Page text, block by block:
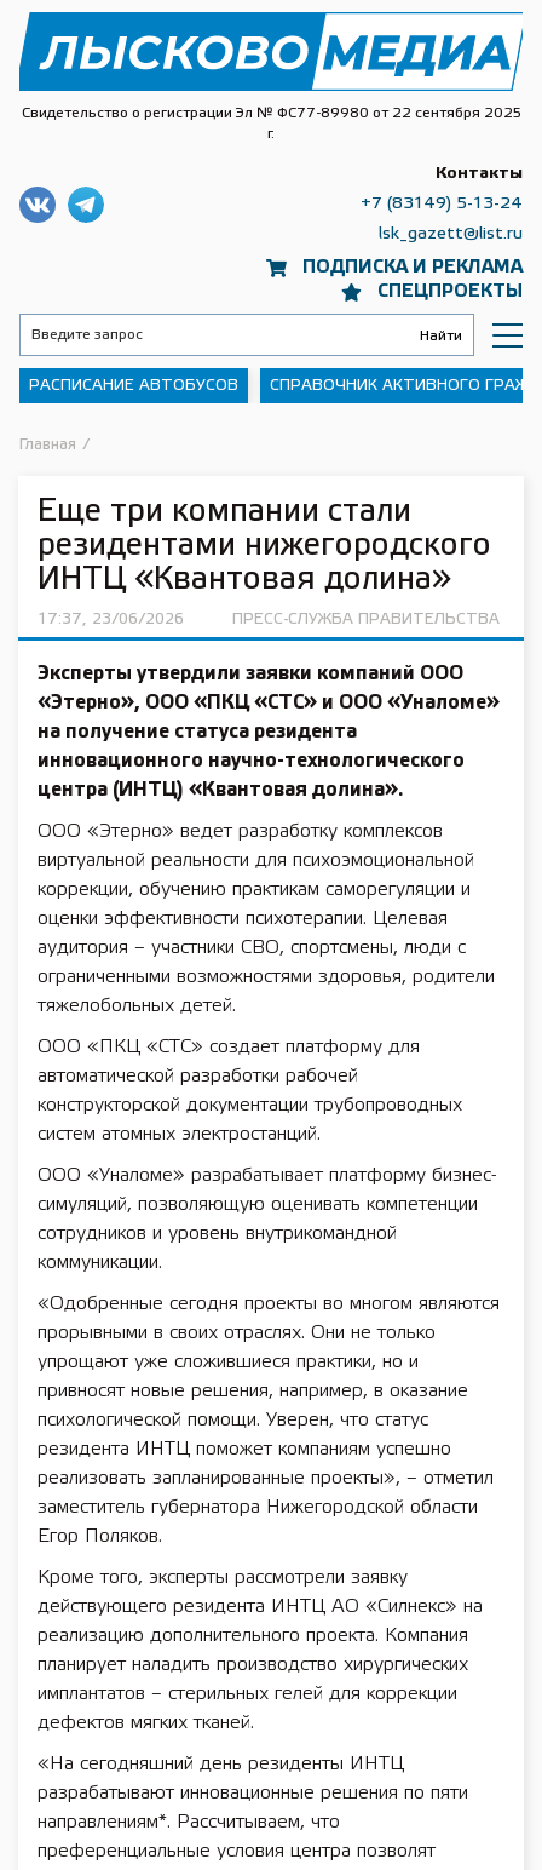
Свидетельство о регистрации Эл № ФС77-89980 от 22 сентября 2025
г.
ПОДПИСКА И РЕКЛАМА
СПЕЦПРОЕКТЫ
Контакты
+7 (83149) 5-13-24
lsk_gazett@list.ru
РАСПИСАНИЕ АВТОБУСОВ СПРАВОЧНИК АКТИВНОГО
Главная /
Еще три компании стали
резидентами нижегородского
ИНТЦ «Квантовая долина»
17:37, 23/06/2026 ПРЕСС-СЛУЖБА ПРАВИТЕЛЬСТВА
Эксперты утвердили заявки компаний ООО
«Этерно», ООО «ПКЦ «СТС» и ООО «Уналоме»
на получение статуса резидента
инновационного научно-технологического
центра (ИНТЦ) «Квантовая долина».
ООО «Этерно» ведет разработку комплексов
виртуальной реальности для психоэмоциональной
коррекции, обучению практикам саморегуляции и
оценки эффективности психотерапии. Целевая
аудитория – участники СВО, спортсмены, люди с
ограниченными возможностями здоровья, родители
тяжелобольных детей.
ООО «ПКЦ «СТС» создает платформу для
автоматической разработки рабочей
конструкторской документации трубопроводных
систем атомных электростанций.
ООО «Уналоме» разрабатывает платформу бизнес-
симуляций, позволяющую оценивать компетенции
сотрудников и уровень внутрикомандной
коммуникации.
«Одобренные сегодня проекты во многом являются
прорывными в своих отраслях. Они не только
упрощают уже сложившиеся практики, но и
привносят новые решения, например, в оказание
психологической помощи. Уверен, что статус
резидента ИНТЦ поможет компаниям успешно
реализовать запланированные проекты», – отметил
заместитель губернатора Нижегородской области
Егор Поляков.
Кроме того, эксперты рассмотрели заявку
действующего резидента ИНТЦ АО «Силнекс» на
реализацию дополнительного проекта. Компания
планирует наладить производство хирургических
имплантатов – стерильных гелей для коррекции
дефектов мягких тканей.
«На сегодняшний день резиденты ИНТЦ
разрабатывают инновационные решения по пяти
направлениям*. Рассчитываем, что
преференциальные условия центра позволят